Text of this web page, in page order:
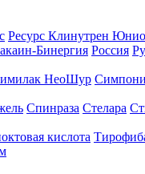
Ресурс Клинутрен
Бинергия Россия
НеоШур Симпони
Спинраза Стелара
кислота